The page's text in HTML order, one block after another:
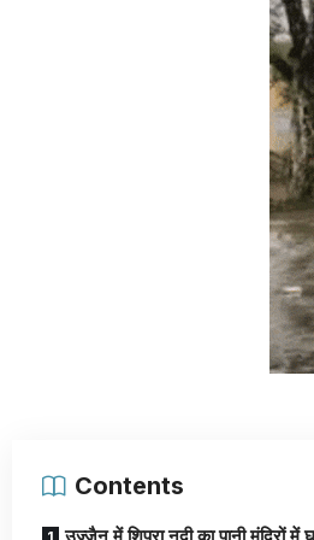
Contents